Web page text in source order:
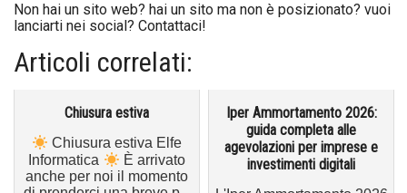
Non hai un sito web? hai un sito ma non è posizionato? vuoi
lanciarti nei social? Contattaci!
Articoli correlati:
Chiusura estiva
Chiusura estiva Elfe
Informatica
È arrivato
anche per noi il momento
Iper Ammortamento 2026:
guida completa alle
agevolazioni per imprese e
investimenti digitali